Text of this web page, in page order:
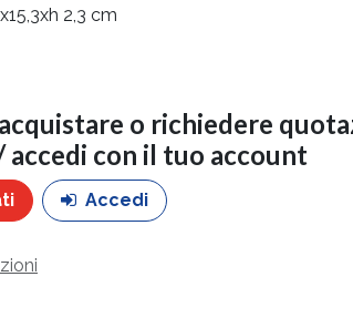
2,3 cm
o richiedere
con il tuo account
Accedi